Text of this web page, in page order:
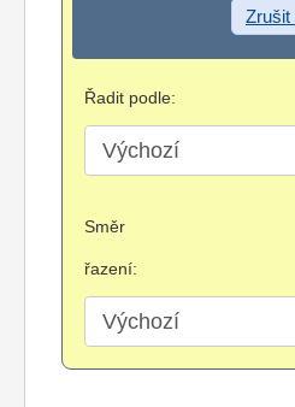
Zrušit
Řadit podle:
Směr
řazení: